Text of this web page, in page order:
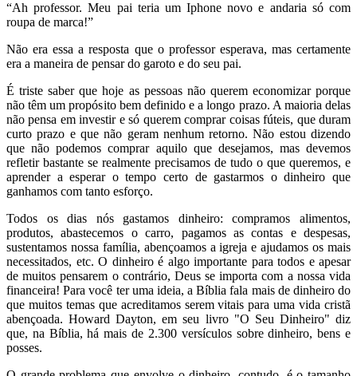
“Ah professor. Meu pai teria um Iphone novo e andaria só com
roupa de marca!”
Não era essa a resposta que o professor esperava, mas certamente
era a maneira de pensar do garoto e do seu pai.
É triste saber que hoje as pessoas não querem economizar porque
não têm um propósito bem definido e a longo prazo. A maioria delas
não pensa em investir e só querem comprar coisas fúteis, que duram
curto prazo e que não geram nenhum retorno. Não estou dizendo
que não podemos comprar aquilo que desejamos, mas devemos
refletir bastante se realmente precisamos de tudo o que queremos, e
aprender a esperar o tempo certo de gastarmos o dinheiro que
ganhamos com tanto esforço.
Todos os dias nós gastamos dinheiro: compramos alimentos,
produtos, abastecemos o carro, pagamos as contas e despesas,
sustentamos nossa família, abençoamos a igreja e ajudamos os mais
necessitados, etc. O dinheiro é algo importante para todos e apesar
de muitos pensarem o contrário, Deus se importa com a nossa vida
financeira! Para você ter uma ideia, a Bíblia fala mais de dinheiro do
que muitos temas que acreditamos serem vitais para uma vida cristã
abençoada. Howard Dayton, em seu livro "O Seu Dinheiro" diz
que, na Bíblia, há mais de 2.300 versículos sobre dinheiro, bens e
posses.